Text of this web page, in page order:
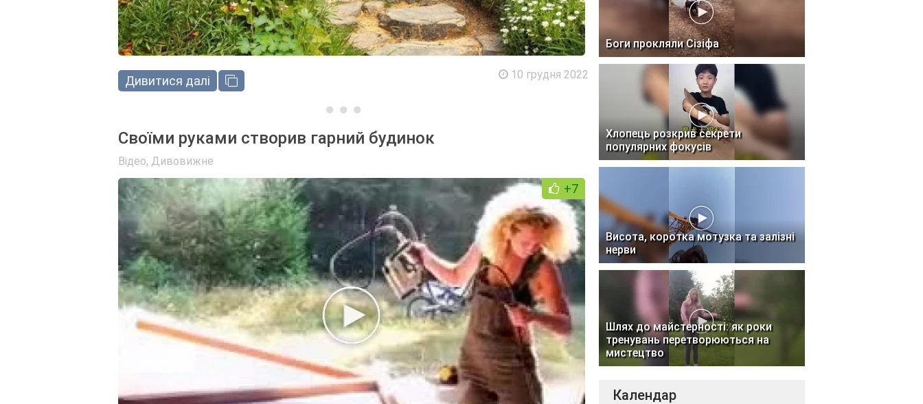
Дивитися далі 10 грудня 2022
Своїми руками створив гарний будинок
Відео, Дивовижне
+7
Боги прокляли Сізіфа
Хлопець розкрив секрети
популярних фокусів
Висота, коротка мотузка та залізні
нерви
Шлях до майстерності: як роки
тренувань перетворюються на
мистецтво
Календар